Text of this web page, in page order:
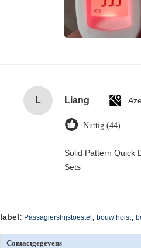
L Liang
Nuttig (44)
Solid Pattern Quick
Sets
label: Passagiershijstoestel , bouw hoist,
Contactgegevens